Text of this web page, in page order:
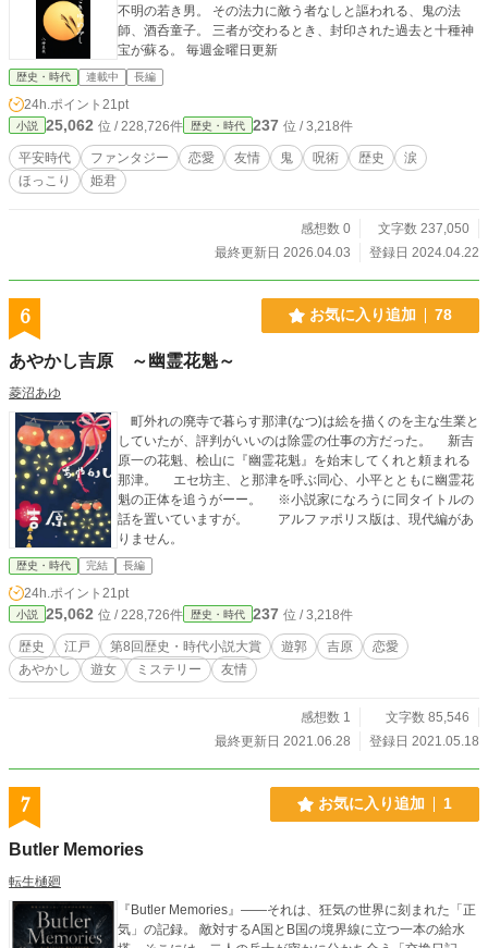
不明の若き男。 その法力に敵う者なしと謳われる、鬼の法
師、酒呑童子。 三者が交わるとき、封印された過去と十種神
宝が蘇る。 毎週金曜日更新
歴史・時代 連載中 長編
24h.ポイント 21pt
小説 25,062 位 / 228,726件 歴史・時代 237 位 / 3,218件
平安時代 ファンタジー 恋愛 友情 鬼 呪術 歴史
涙
ほっこり
姫君
感想数 0
文字数 237,050
最終更新日 2026.04.03
登録日 2024.04.22
6 お気に入り追加 78
あやかし吉原 ～幽霊花魁～
菱沼あゆ
町外れの廃寺で暮らす那津(なつ)は絵を描くのを主な生業と
していたが、評判がいいのは除霊の仕事の方だった。 新吉
原一の花魁、桧山に『幽霊花魁』を始末してくれと頼まれる
那津。 エセ坊主、と那津を呼ぶ同心、小平とともに幽霊花
魁の正体を追うがーー。 ※小説家になろうに同タイトルの
話を置いていますが。 アルファポリス版は、現代編があ
りません。
歴史・時代 完結 長編
24h.ポイント 21pt
小説 25,062 位 / 228,726件 歴史・時代 237 位 / 3,218件
歴史 江戸 第8回歴史・時代小説大賞 遊郭 吉原
恋愛
あやかし
遊女 ミステリー 友情
感想数 1
文字数 85,546
最終更新日 2021.06.28
登録日 2021.05.18
7 お気に入り追加 1
Butler Memories
転生樋廻
『Butler Memories』――それは、狂気の世界に刻まれた「正
気」の記録。 敵対するA国とB国の境界線に立つ一本の給水